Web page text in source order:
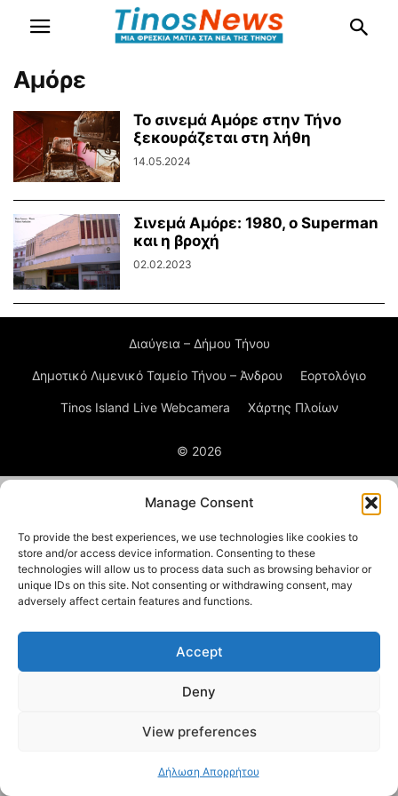
Manage Consent
To provide the best experiences, we use technologies like cookies to
store and/or access device information. Consenting to these
technologies will allow us to process data such as browsing behavior or
unique IDs on this site. Not consenting or withdrawing consent, may
adversely affect certain features and functions.
Accept
Deny
View preferences
Δήλωση Απορρήτου
Αμόρε
Το σινεμά Αμόρε στην Τήνο
ξεκουράζεται στη λήθη
14.05.2024
Σινεμά Αμόρε: 1980, ο Superman
και η βροχή
02.02.2023
Διαύγεια – Δήμου Τήνου
Δημοτικό Λιμενικό Ταμείο Τήνου – Άνδρου Εορτολόγιο
Tinos Island Live Webcamera Χάρτης Πλοίων
© 2026